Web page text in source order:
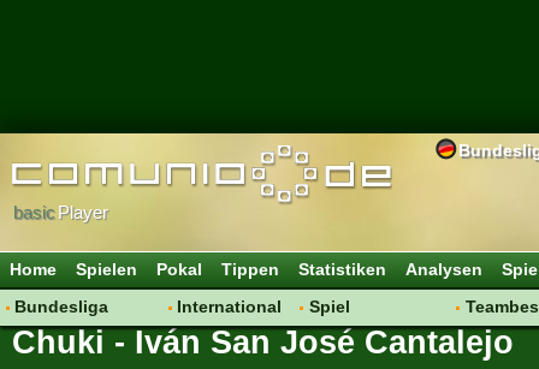
basicPlayer
Home Spielen Pokal Tippen Statistiken Analysen
Bundesliga
Hot News
International
Vereine
Spiel
Regeln & Tipps
Chuki - Iván San José Cantalejo